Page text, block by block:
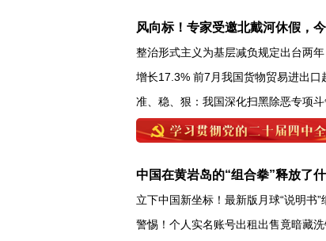
风向标！专家受邀北戴河休假，
整治形式主义为基层减负规定出台两
增长17.3% 前7月我国货物贸易进出口
准、稳、狠：我国深化扫黑除恶专项
中国在黄岩岛的“组合拳”释放了
立下中国新坐标！最新版月球“说明书”
警惕！个人实名账号出租出售竟暗藏